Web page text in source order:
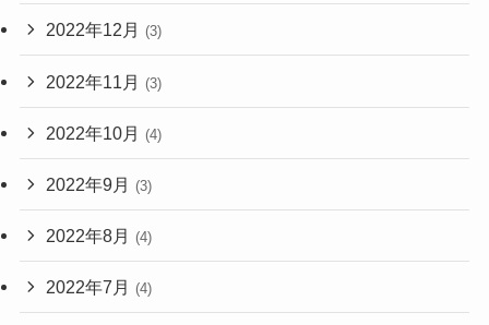
2022年12月 (3)
2022年11月 (3)
2022年10月 (4)
2022年9月 (3)
2022年8月 (4)
2022年7月 (4)